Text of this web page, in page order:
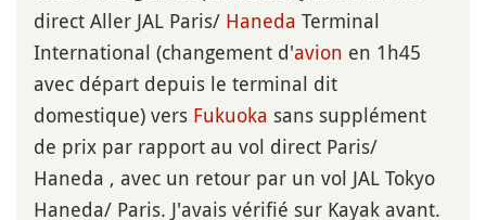
direct Aller JAL Paris/ Haneda Terminal
International (changement d'avion en 1h45
avec départ depuis le terminal dit
domestique) vers Fukuoka sans supplément
de prix par rapport au vol direct Paris/
Haneda , avec un retour par un vol JAL Tokyo
Haneda/ Paris. J'avais vérifié sur Kayak avant.